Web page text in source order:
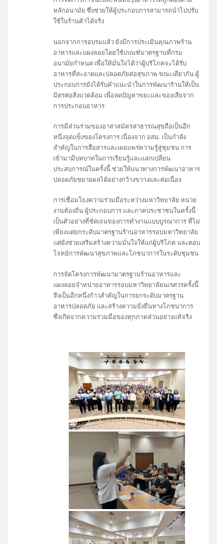
หลักอนามัย ซึ่งช่วยให้ผู้ประกอบการสามารถนำไปปรับ
ใช้ในร้านค้าได้จริง
นอกจากการอบรมแล้ว ยังมีการประเมินคุณภาพร้าน
อาหารและแผงลอยโดยใช้เกณฑ์มาตรฐานที่กรม
อนามัยกำหนด เพื่อให้มั่นใจได้ว่าผู้บริโภคจะได้รับ
อาหารที่สะอาดและปลอดภัยต่อสุขภาพ ขณะเดียวกัน ผู้
ประกอบการยังได้รับคำแนะนำในการพัฒนาร้านให้เป็น
มิตรต่อสิ่งแวดล้อม เพื่อลดปัญหาขยะและของเสียจาก
การประกอบอาหาร
การมีส่วนร่วมของอาสาสมัครสาธารณสุขถือเป็นอีก
หนึ่งจุดแข็งของโครงการ เนื่องจาก อสม. เป็นกำลัง
สำคัญในการสื่อสารและเผยแพร่ความรู้สู่ชุมชน การ
เข้ามามีบทบาทในการเรียนรู้และแลกเปลี่ยน
ประสบการณ์ในครั้งนี้ ช่วยให้แนวทางการพัฒนาอาหาร
ปลอดภัยขยายผลได้อย่างกว้างขวางและต่อเนื่อง
การเชื่อมโยงความร่วมมือระหว่างมหาวิทยาลัย หน่วย
งานท้องถิ่น ผู้ประกอบการ และภาคประชาชนในครั้งนี้
เป็นตัวอย่างที่ชัดเจนของการทำงานแบบบูรณาการ ที่ไม่
เพียงแต่ยกระดับมาตรฐานร้านอาหารรอบมหาวิทยาลัย
แต่ยังช่วยเสริมสร้างความมั่นใจให้แก่ผู้บริโภค และตอบ
โจทย์การพัฒนาสุขภาพและโภชนาการในระดับชุมชน
การจัดโครงการพัฒนามาตรฐานร้านอาหารและ
แผงลอยจำหน่ายอาหารรอบมหาวิทยาลัยนเรศวรครั้งนี้
จึงเป็นอีกหนึ่งก้าวสำคัญในการยกระดับมาตรฐาน
อาหารปลอดภัย และสร้างความยั่งยืนทางโภชนาการ
ซึ่งเกิดจากความร่วมมือของทุกภาคส่วนอย่างแท้จริง